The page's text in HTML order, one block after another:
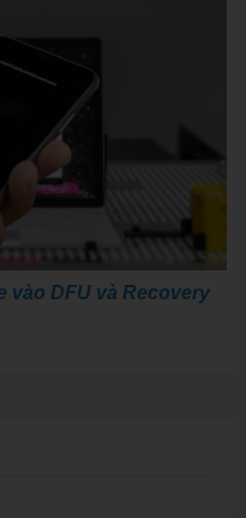
vào DFU và Recovery